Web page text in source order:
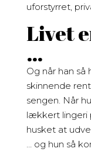
uforstyrret,
Livet
…
Og når han
skinnende
sengen. Når
lækkert lingeri
husket at
… og hun så